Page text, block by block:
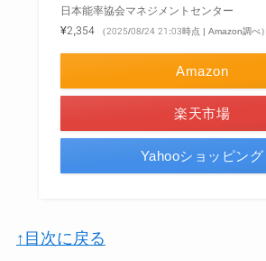
日本能率協会マネジメントセンター
¥2,354
（2025/08/24 21:03時点 | Amazon調べ）
Amazon
楽天市場
Yahooショッピング
↑目次に戻る